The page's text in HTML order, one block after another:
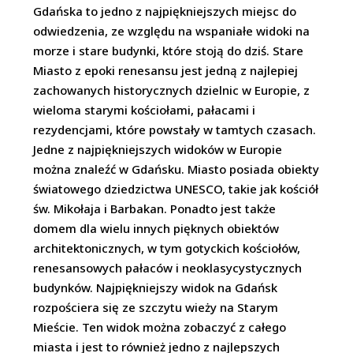
Gdańska to jedno z najpiękniejszych miejsc do
odwiedzenia, ze względu na wspaniałe widoki na
morze i stare budynki, które stoją do dziś. Stare
Miasto z epoki renesansu jest jedną z najlepiej
zachowanych historycznych dzielnic w Europie, z
wieloma starymi kościołami, pałacami i
rezydencjami, które powstały w tamtych czasach.
Jedne z najpiękniejszych widoków w Europie
można znaleźć w Gdańsku. Miasto posiada obiekty
światowego dziedzictwa UNESCO, takie jak kościół
św. Mikołaja i Barbakan. Ponadto jest także
domem dla wielu innych pięknych obiektów
architektonicznych, w tym gotyckich kościołów,
renesansowych pałaców i neoklasycystycznych
budynków. Najpiękniejszy widok na Gdańsk
rozpościera się ze szczytu wieży na Starym
Mieście. Ten widok można zobaczyć z całego
miasta i jest to również jedno z najlepszych